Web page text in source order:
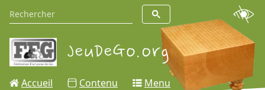
Accueil Contenu Menu